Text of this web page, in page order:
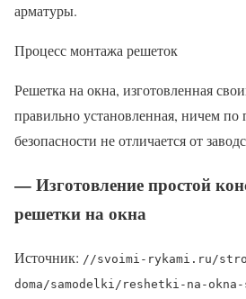
арматуры.
Процесс монтажа решеток
Решетка на окна, изготовленная
правильно установленная, ничем по
безопасности не отличается от
— Изготовление простой
решетки на окна
Источник: //svoimi-rykami.ru/
doma/samodelki/reshetki-na-